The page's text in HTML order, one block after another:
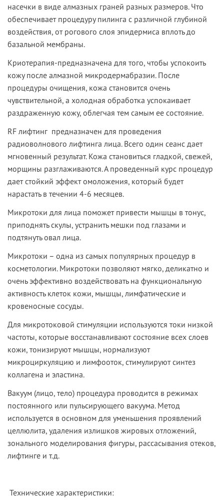
насечки в виде алмазных граней разных размеров. Что
обеспечивает процедуру пилинга с различной глубиной
воздействия, от рогового слоя эпидермиса вплоть до
базальной мембраны.
Криотерапия-предназначена для того, чтобы успокоить
кожу после алмазной микродермабразии. После
процедуры очищения, кожа становится очень
чувствительной, а холодная обработка успокаивает
раздраженную кожу, облегчая тем самым ее состояние.
RF лифтинг предназначен для проведения
радиоволнового лифтинга лица. Всего один сеанс дает
мгновенный результат. Кожа становиться гладкой, свежей,
морщины разглаживаются. А проведенный курс процедур
дает стойкий эффект омоложения, который будет
нарастать в течении 4-6 месяцев.
Микротоки для лица поможет привести мышцы в тонус,
приподнять скулы, устранить мешки под глазами и
подтянуть овал лица.
Микротоки – одна из самых популярных процедур в
косметологии. Микротоки позволяют мягко, деликатно и
очень эффективно воздействовать на функциональную
активность клеток кожи, мышцы, лимфатические и
кровеносные сосуды.
Для микротоковой стимуляции используются токи низкой
частоты, которые восстанавливают состояние всех слоев
кожи, тонизируют мышцы, нормализуют
микроциркуляцию и лимфооток, стимулируют синтез
коллагена и эластина.
Вакуум (лицо, тело) процедура проводится в режимах
постоянного или пульсирующего вакуума. Метод
используется в основном для уменьшения проявлений
целлюлита, удаления излишков жировых отложений,
зонального моделирования фигуры, рассасывания отеков,
лифтинге и т.д.
Технические характеристики: